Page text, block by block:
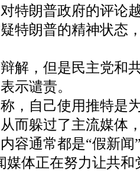
特朗普政府的评论
特朗普的精神状态
解，但是民主党和
示谴责。
，自己使用推特是
而躲过了主流媒体
容通常都是“假新闻
媒体正在努力让共